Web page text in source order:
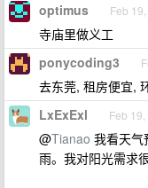
optimus Feb
寺庙里做义工
ponycoding3
去东莞, 租房便宜,
LxExExl Feb
@Tianao 我看天气
雨。我对阳光需求